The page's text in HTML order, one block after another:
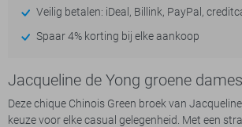
Veilig betalen: iDeal, Billink, PayPal,
Spaar 4% korting bij elke aankoop
Jacqueline de Yong groene
Deze chique Chinois Green broek van
keuze voor elke casual gelegenheid. Met een